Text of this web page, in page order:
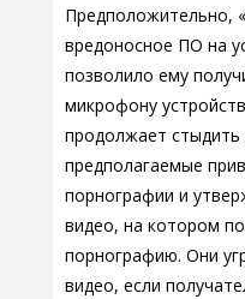
Предположительно,
вредоносное ПО на
позволило ему
микрофону
продолжает стыдить
предполагаемые
порнографии и
видео, на котором
порнографию. Они
видео, если